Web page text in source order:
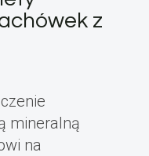
z
mineralną
na